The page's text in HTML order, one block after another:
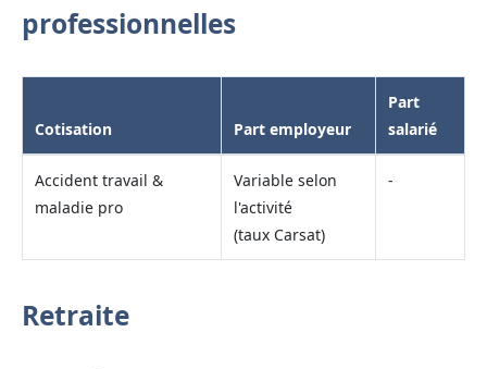
professionnelles
Cotisation Part employeur
Part
salarié
Accident travail &
maladie pro
Variable selon
l'activité
(taux Carsat)
-
Retraite